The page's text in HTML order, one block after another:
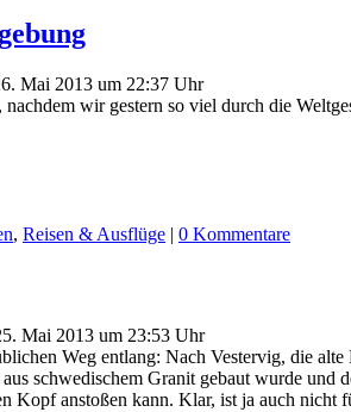
Mai 2013 um 22:37 Uhr
wir gestern so viel durch die
, Reisen & Ausflüge | 0 Kommentare
Mai 2013 um 23:53 Uhr
Weg entlang: Nach Vestervig, die
schwedischem Granit gebaut wurde
Kopf anstoßen kann. Klar, ist ja auch nicht